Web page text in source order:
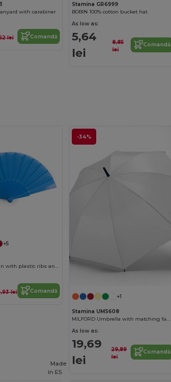
with carabiner
lei Comandă
Stamina GR6999
BOBIN 100% cotton bucket hat
As low as:
5,64
lei
8,85
lei
Comandă
+5
ALBERO Hand fan with plastic ribs and polyester fabric
lei Comandă
-34%
+1
Stamina UM5608
MILFORD Umbrella with matching fabric and handle
As low as:
19,69
lei
29,89
lei
Comandă
Made
in ES